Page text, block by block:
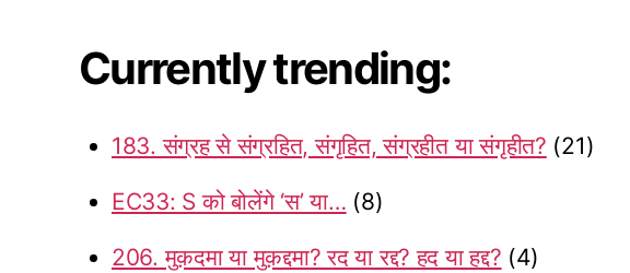
Currently trending:
183. संग्रह से संग्रहित, संगृहित, संग्रहीत या संगृहीत? (21)
EC33: S को बोलेंगे ‘स’ या… (8)
206. मुक़दमा या मुक़द्दमा? रद या रद्द? हद या हद्द? (4)